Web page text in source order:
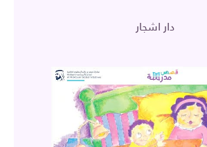
دار اشجار